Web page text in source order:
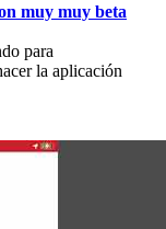
muy muy beta
para
la aplicación